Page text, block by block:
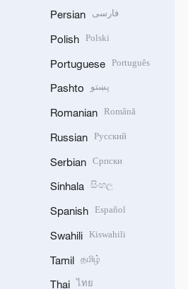
Persian فارسی
Polish Polski
Portuguese Português
Pashto پښتو
Romanian Română
Russian Русский
Serbian Српски
Sinhala සිංහල
Spanish Español
Swahili Kiswahili
Tamil தமிழ்
Thai ไทย